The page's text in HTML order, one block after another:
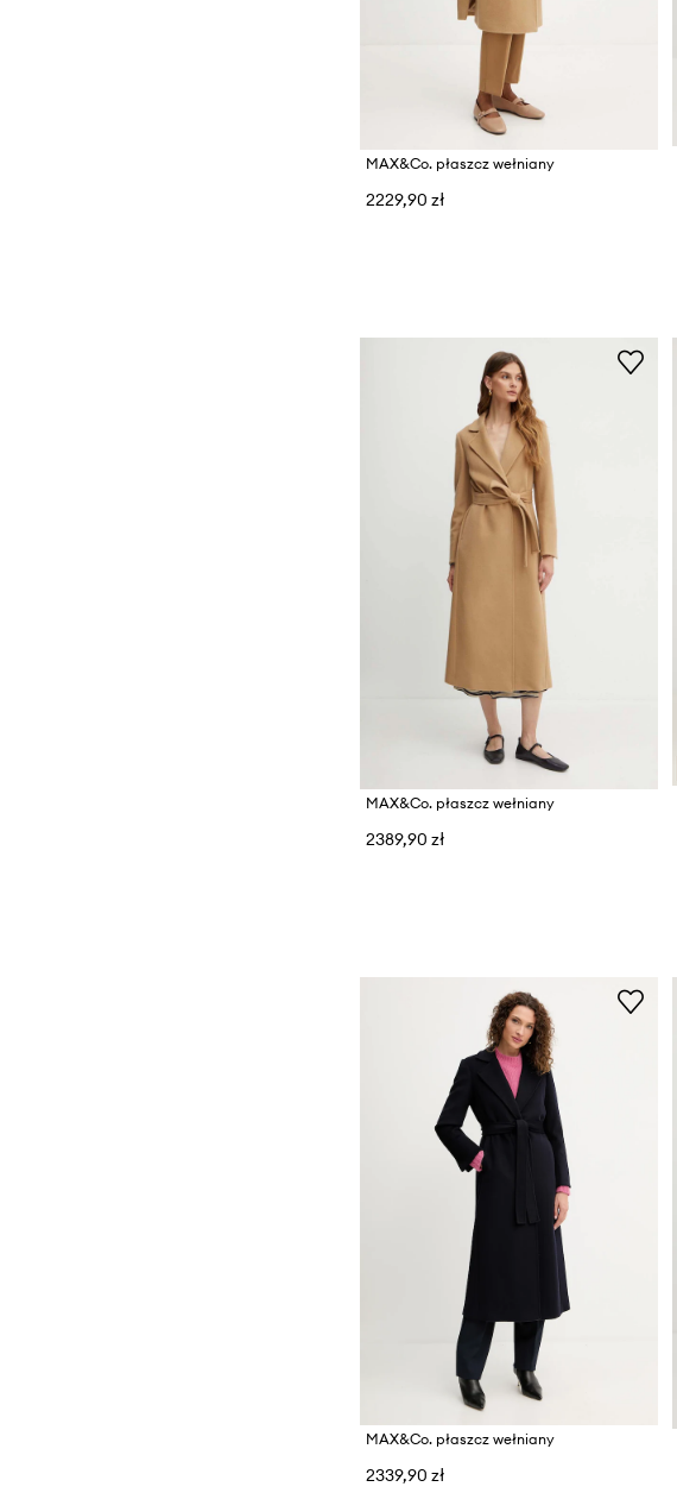
MAX&Co. płaszcz wełniany
2229,90 zł
MAX&Co. płaszcz wełniany
2389,90 zł
MAX&Co. płaszcz wełniany
2339,90 zł